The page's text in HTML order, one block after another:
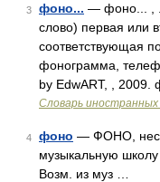
3 фоно... — фоно... ,
слово) первая или
соответствующая
фонограмма,
by EdwART, , 2009.
Словарь иностранных
4 фоно — ФОНО,
музыкальную
Возм. из муз …